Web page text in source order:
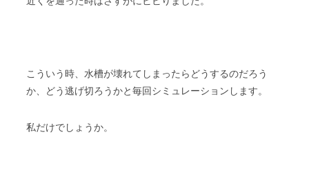
こういう時、水槽が壊れてしまったらどうするのだろう
か、どう逃げ切ろうかと毎回シミュレーションします。
私だけでしょうか。